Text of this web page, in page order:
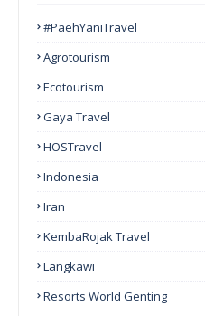
#PaehYaniTravel
Agrotourism
Ecotourism
Gaya Travel
HOSTravel
Indonesia
Iran
KembaRojak Travel
Langkawi
Resorts World Genting